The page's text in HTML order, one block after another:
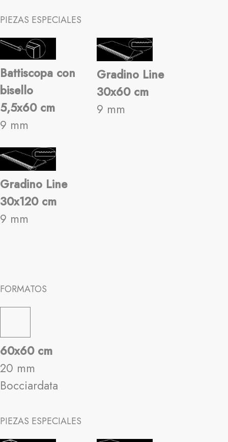
PIEZAS ESPECIALES
Battiscopa con
bisello
5,5x60 cm
9 mm
Gradino Line
30x60 cm
9 mm
Gradino Line
30x120 cm
9 mm
FORMATOS
60x60 cm
20 mm
Bocciardata
PIEZAS ESPECIALES